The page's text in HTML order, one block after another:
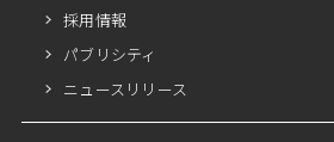
採用情報
パブリシティ
ニュースリリース